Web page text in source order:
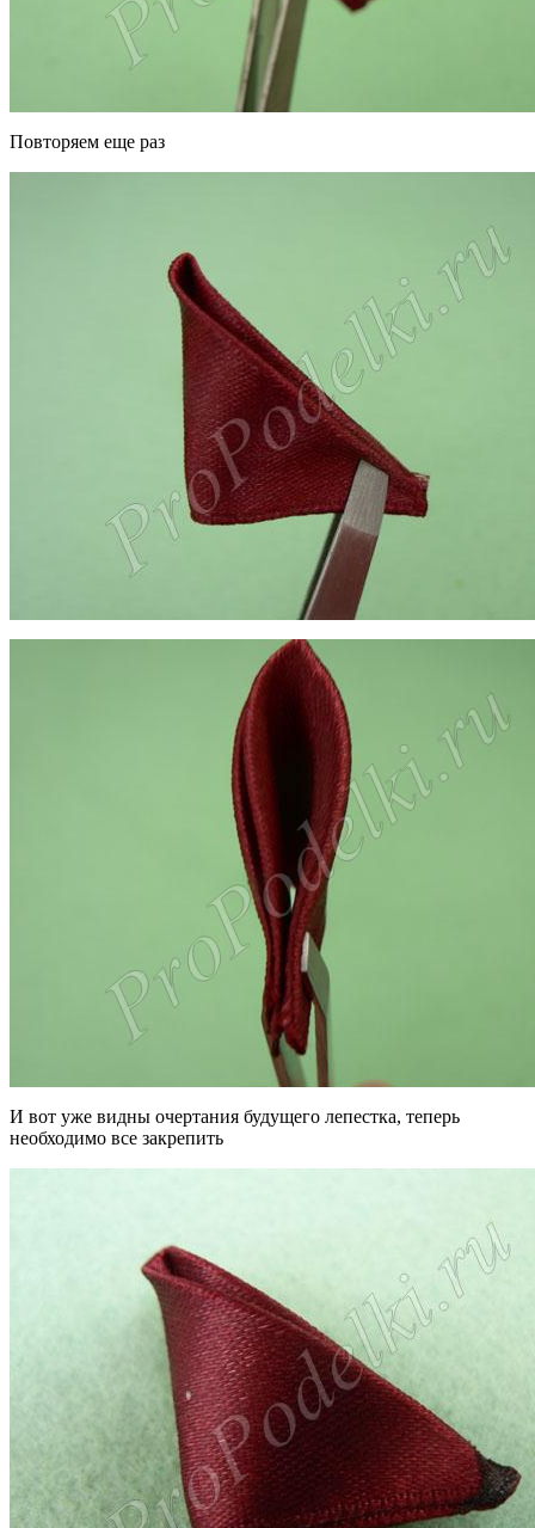
Повторяем еще раз
И вот уже видны очертания будущего лепестка, теперь
необходимо все закрепить